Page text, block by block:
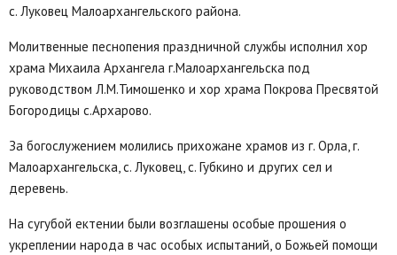
с. Луковец Малоархангельского района.
Молитвенные песнопения праздничной службы исполнил хор
храма Михаила Архангела г.Малоархангельска под
руководством Л.М.Тимошенко и хор храма Покрова Пресвятой
Богородицы с.Архарово.
За богослужением молились прихожане храмов из г. Орла, г.
Малоархангельска, с. Луковец, с. Губкино и других сел и
деревень.
На сугубой ектении были возглашены особые прошения о
укреплении народа в час особых испытаний, о Божьей помощи